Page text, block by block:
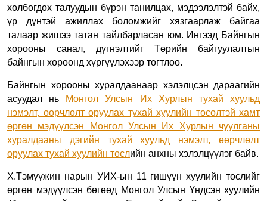
холбогдох талуудын бүрэн танилцах, мэдээлэлтэй байх,
үр дүнтэй ажиллах боломжийг хязгаарлаж байгаа
талаар жишээ татан тайлбарласан юм. Ингээд Байнгын
хорооны санал, дүгнэлтийг Төрийн байгуулалтын
байнгын хороонд хүргүүлэхээр тогтлоо.
Байнгын хорооны хуралдаанаар хэлэлцсэн дараагийн
асуудал нь
Монгол Улсын Их Хурлын тухай хуульд
нэмэлт, өөрчлөлт оруулах тухай хуулийн төсөлтэй хамт
өргөн мэдүүлсэн Монгол Улсын Их Хурлын чуулганы
хуралдааны дэгийн тухай хуульд нэмэлт, өөрчлөлт
оруулах тухай хуулийн төслийн анхны хэлэлцүүлэг байв.
Х.Тэмүүжин нарын УИХ-ын 11 гишүүн хуулийн төслийг
өргөн мэдүүлсэн бөгөөд Монгол Улсын Үндсэн хуулийн